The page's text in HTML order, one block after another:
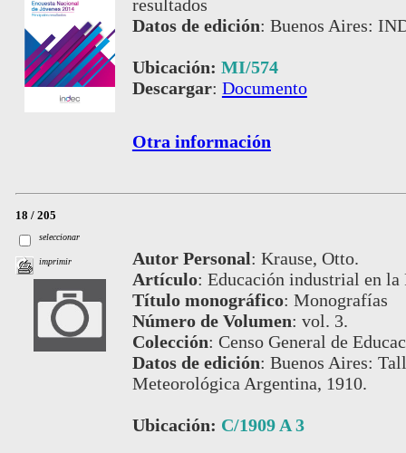
resultados
Datos de edición: Buenos Aires:
Ubicación: MI/574
Descargar: Documento
Otra información
18 / 205
seleccionar
imprimir Autor Personal: Krause, Otto.
Artículo: Educación industrial en
Título monográfico: Monografías
Número de Volumen: vol. 3.
Colección: Censo General de
Datos de edición: Buenos Aires:
Meteorológica Argentina, 1910.
Ubicación: C/1909 A 3